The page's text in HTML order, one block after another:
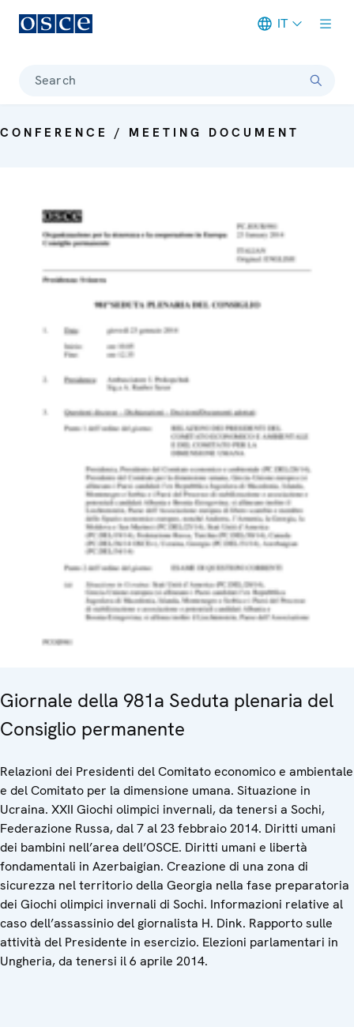
IT
Search
CONFERENCE / MEETING DOCUMENT
Giornale della 981a Seduta plenaria del
Consiglio permanente
Relazioni dei Presidenti del Comitato economico e ambientale
e del Comitato per la dimensione umana. Situazione in
Ucraina. XXII Giochi olimpici invernali, da tenersi a Sochi,
Federazione Russa, dal 7 al 23 febbraio 2014. Diritti umani
dei bambini nell’area dell’OSCE. Diritti umani e libertà
fondamentali in Azerbaigian. Creazione di una zona di
sicurezza nel territorio della Georgia nella fase preparatoria
dei Giochi olimpici invernali di Sochi. Informazioni relative al
caso dell’assassinio del giornalista H. Dink. Rapporto sulle
attività del Presidente in esercizio. Elezioni parlamentari in
Ungheria, da tenersi il 6 aprile 2014.